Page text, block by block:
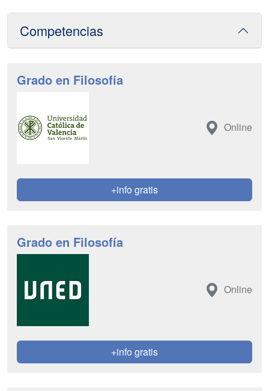
Competencias
Grado en Filosofía
Online
+info gratis
Grado en Filosofía
Online
+info gratis